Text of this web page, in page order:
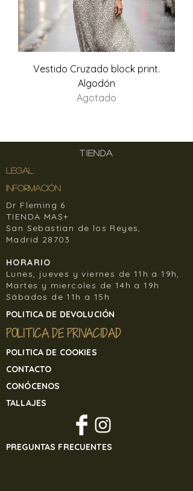
Vestido Cruzado block print.
Algodón
Agotado
TIENDA
LEGAL
INFORMACIÓN
Dr Fleming 6
TIENDA MAS+
San Sebastian de los Reyes,
Madrid 28703
HORARIO
Lunes, jueves y viernes de 11h a 19h,
Martes y miercoles de 14h a 19h
Sábados de 11h a 15h
POLITICA DE DEVOLUCIÓN
POLITICA DE PRIVACIDAD
POLITICA DE COOKIES
CONTACTO
CONÓCENOS
TALLAJES
PREGUNTAS FRECUENTES